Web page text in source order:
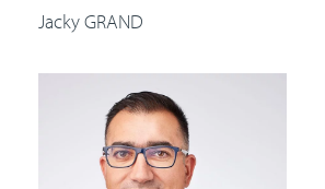
Jacky GRAND